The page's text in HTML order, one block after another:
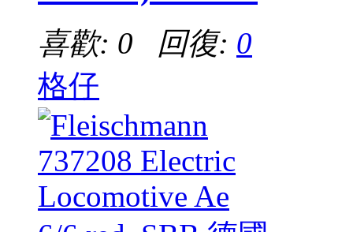
喜歡: 0 回復: 0
格仔